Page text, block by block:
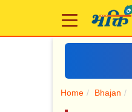
Home Bhajan